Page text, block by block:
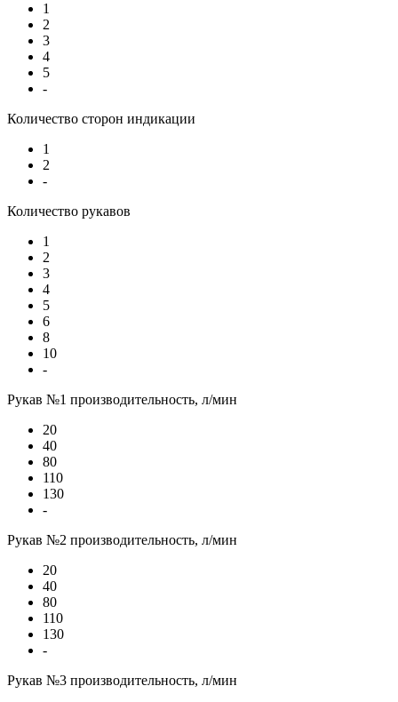
1
2
3
4
5
-
Количество сторон индикации
1
2
-
Количество рукавов
1
2
3
4
5
6
8
10
-
Рукав №1 производительность, л/мин
20
40
80
110
130
-
Рукав №2 производительность, л/мин
20
40
80
110
130
-
Рукав №3 производительность, л/мин